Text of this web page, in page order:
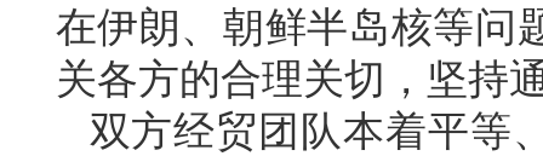
在伊朗、朝鲜半岛核等问
关各方的合理关切，坚持
双方经贸团队本着平等